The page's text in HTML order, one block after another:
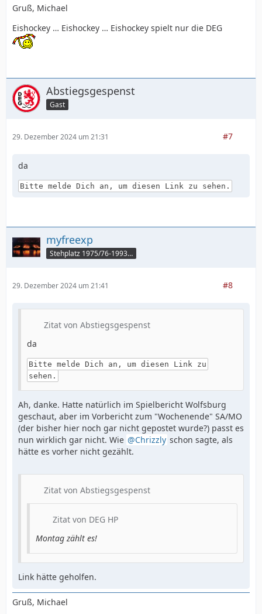
Gruß, Michael
Eishockey … Eishockey … Eishockey spielt nur die DEG
Abstiegsgespenst
Gast
29. Dezember 2024 um 21:31 #7
da
Bitte melde Dich an, um diesen Link zu sehen.
myfreexp
Stehplatz 1975/76-1993/94
29. Dezember 2024 um 21:41 #8
Zitat von Abstiegsgespenst
da
Bitte melde Dich an, um diesen Link zu
sehen.
Ah, danke. Hatte natürlich im Spielbericht Wolfsburg
geschaut, aber im Vorbericht zum "Wochenende" SA/MO
(der bisher hier noch gar nicht gepostet wurde?) passt es
nun wirklich gar nicht. Wie
Chrizzly schon sagte, als
hätte es vorher nicht gezählt.
Zitat von Abstiegsgespenst
Zitat von DEG HP
Montag zählt es!
Link hätte geholfen.
Gruß, Michael